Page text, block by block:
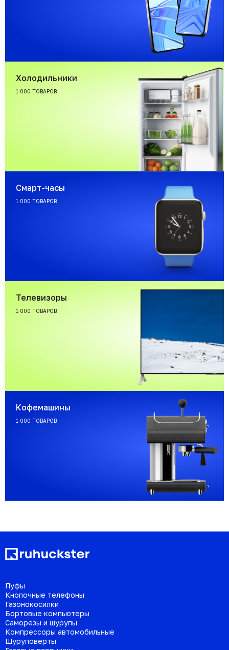
Холодильники
1 000 ТОВАРОВ
Смарт-часы
1 000 ТОВАРОВ
Телевизоры
1 000 ТОВАРОВ
Кофемашины
1 000 ТОВАРОВ
Пуфы
Кнопочные телефоны
Газонокосилки
Бортовые компьютеры
Саморезы и шурупы
Компрессоры автомобильные
Шуруповерты